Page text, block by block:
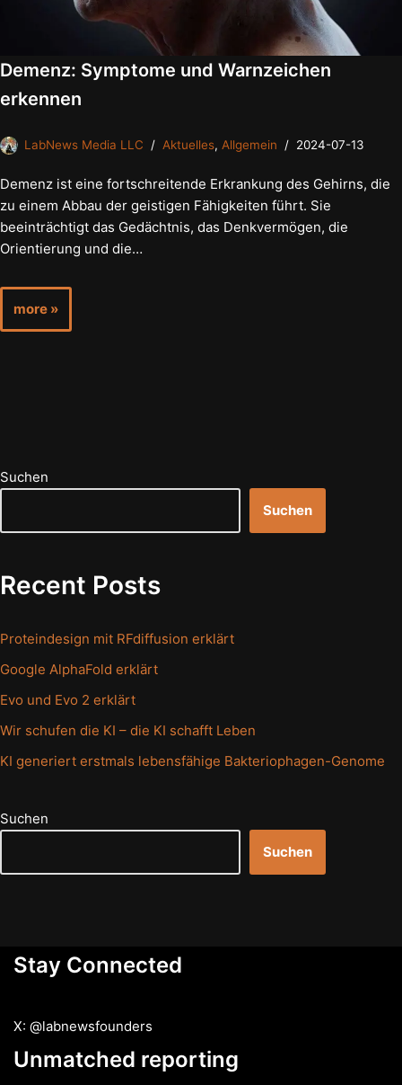
Demenz: Symptome und Warnzeichen
erkennen
LabNews Media LLC Aktuelles, Allgemein 2024-07-13
Demenz ist eine fortschreitende Erkrankung des Gehirns, die
zu einem Abbau der geistigen Fähigkeiten führt. Sie
beeinträchtigt das Gedächtnis, das Denkvermögen, die
Orientierung und die…
more »
Suchen
Suchen
Recent Posts
Proteindesign mit RFdiffusion erklärt
Google AlphaFold erklärt
Evo und Evo 2 erklärt
Wir schufen die KI – die KI schafft Leben
KI generiert erstmals lebensfähige Bakteriophagen-Genome
Suchen
Suchen
Stay Connected
X: @labnewsfounders
Unmatched reporting